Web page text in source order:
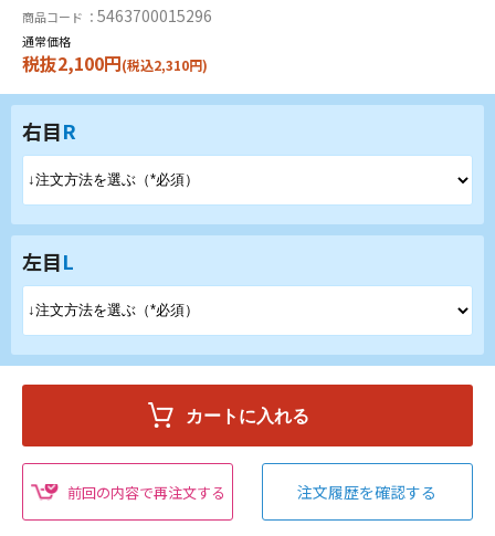
商品コード ： 5463700015296
通常価格
税抜2,100円(税込2,310円)
右目R
左目L
前回の内容で再注文する 注文履歴を確認する